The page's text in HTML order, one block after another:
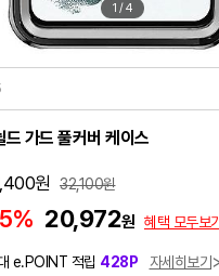
1 /4
가드 풀커버 케이스
원 32,100원
20,972원 혜택 모두보기
e.POINT 적립 428P
자세히보기